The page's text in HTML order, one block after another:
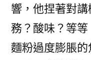
響，他捏著對
務？酸味？等
麵粉過度膨脹